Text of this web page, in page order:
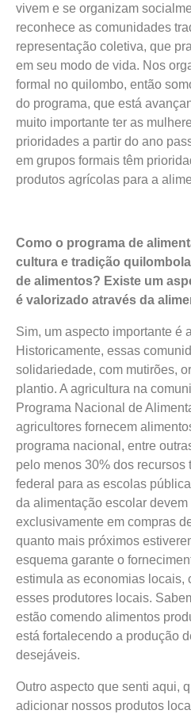
vivem e se organizam
reconhece as comunidades
representação coletiva, que
em seu modo de vida. Nos
formal no quilombo, então
do programa, que está
muito importante ter as
prioridades a partir do ano
em grupos formais têm
produtos agrícolas para a
Como o programa de
cultura e tradição
de alimentos? Existe um
é valorizado através da
Sim, um aspecto importante é
Historicamente, essas
solidariedade, com mutirões,
plantio. A agricultura na
Programa Nacional de
agricultores fornecem
programa nacional, entre
pelo menos 30% dos
federal para as escolas
da alimentação escolar devem
exclusivamente em compras
quanto mais próximos
esquema garante o
estimula as economias locais,
esses produtores locais.
estão comendo alimentos
está fortalecendo a produção
desejáveis.
Outro aspecto que senti aqui,
adicionar nossos produtos